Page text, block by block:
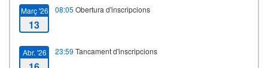
Març '26
13
08:05 Obertura d'inscripcions
Abr. '26 23:59 Tancament d'inscripcions